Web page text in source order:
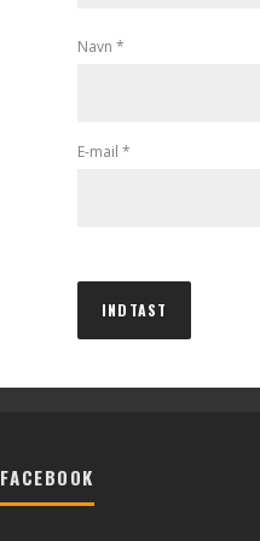
Navn *
E-mail *
FACEBOOK